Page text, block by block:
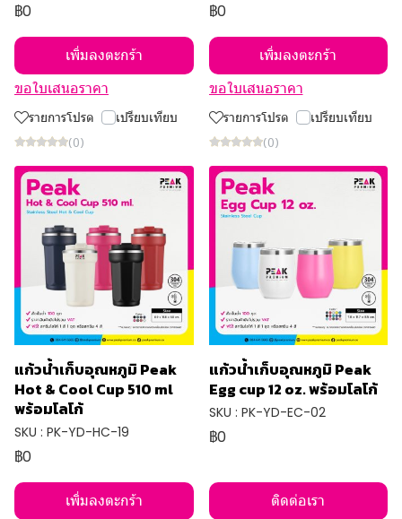
฿0
เพิ่มลงตะกร้า
ขอใบเสนอราคา
รายการโปรด เปรียบเทียบ
(0)
฿0
เพิ่มลงตะกร้า
ขอใบเสนอราคา
รายการโปรด เปรียบเทียบ
(0)
แก้วน้ำเก็บอุณหภูมิ Peak
Hot & Cool Cup 510 ml
พร้อมโลโก้
SKU : PK-YD-HC-19
฿0
เพิ่มลงตะกร้า
แก้วน้ำเก็บอุณหภูมิ Peak
Egg cup 12 oz. พร้อมโลโก้
SKU : PK-YD-EC-02
฿0
ติดต่อเรา